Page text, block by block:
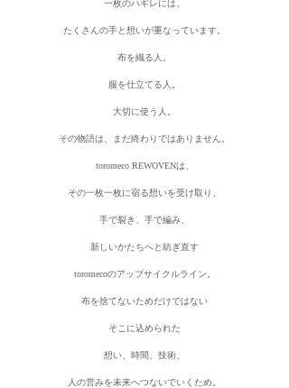
一枚のハギレには、
たくさんの手と想いが重なっています。
布を織る人。
服を仕立てる人。
大切に使う人。
その物語は、まだ終わりではありません。
toromeco REWOVENは、
その一枚一枚に宿る想いを受け取り、
手で裂き、手で編み、
新しいかたちへと紡ぎ直す
toromecoのアップサイクルライン。
布を捨てないためだけではない
そこに込められた
想い、時間、技術、
人の営みを未来へつないでいくため。